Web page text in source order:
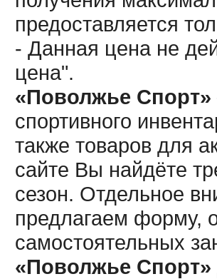
предоставляется
- Данная цена не
цена".
«Поволжье Спорт»
спортивного
также товаров для
сайте Вы найдёте
сезон. Отдельное
предлагаем форму,
самостоятельных
«Поволжье Спорт»